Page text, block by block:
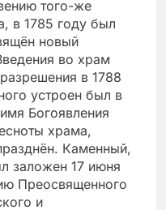
того-же
в 1785 году был
новый
во храм
в 1788
устроен был в
Богоявления
храма,
Каменный,
заложен 17 июня
Преосвященного
и